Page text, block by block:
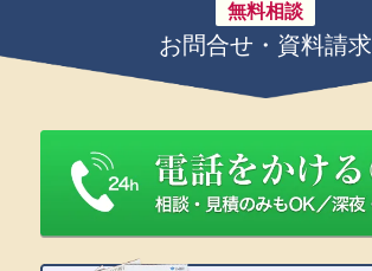
無料相談
お問合せ・資料請求